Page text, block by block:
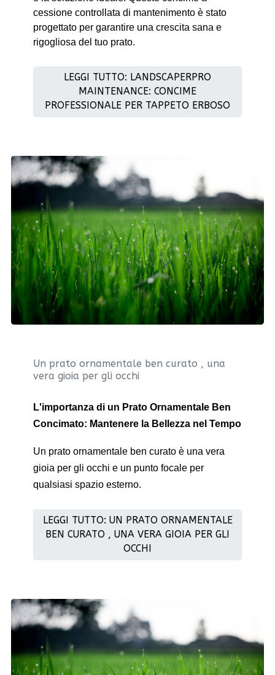
cessione controllata di mantenimento è stato
progettato per garantire una crescita sana e
rigogliosa del tuo prato.
LEGGI TUTTO: LANDSCAPERPRO
MAINTENANCE: CONCIME
PROFESSIONALE PER TAPPETO ERBOSO
Un prato ornamentale ben curato , una
vera gioia per gli occhi
L'importanza di un Prato Ornamentale Ben
Concimato: Mantenere la Bellezza nel Tempo
Un prato ornamentale ben curato è una vera
gioia per gli occhi e un punto focale per
qualsiasi spazio esterno.
LEGGI TUTTO: UN PRATO ORNAMENTALE
BEN CURATO , UNA VERA GIOIA PER GLI
OCCHI